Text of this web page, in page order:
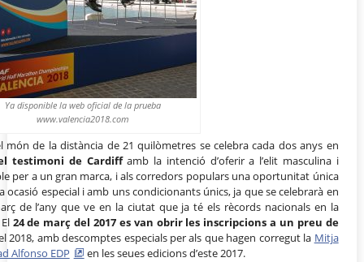
Ya disponible la web oficial de la prueba
www.valencia2018.com
món de la distància de 21 quilòmetres se celebra cada dos anys en
testimoni de Cardiffamb la intenció d’oferir a l’elit masculina i
per a un gran marca, i als corredors populars una oportunitat única
especial i amb uns condicionants únics, ja que se celebrarà en
de l’any que ve en la ciutat que ja té els rècords nacionals en la
24 de març del 2017 es van obrir les inscripcions a un preu de
amb descomptes especials per als que hagen corregut la Mitja
Alfonso EDP
en les seues edicions d’este 2017.